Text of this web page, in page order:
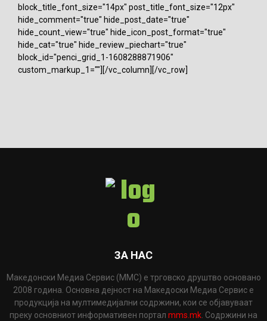
block_title_font_size="14px" post_title_font_size="12px"
hide_comment="true" hide_post_date="true"
hide_count_view="true" hide_icon_post_format="true"
hide_cat="true" hide_review_piechart="true"
block_id="penci_grid_1-1608288871906"
custom_markup_1=""][/vc_column][/vc_row]
ЗА НАС
Македонски Медиа Сервис (ММС) е трговско друштво основано
2008 година. Основна дејност на Македоски Медиа Сервис е
продукција на мултимедијални содржини, кои се објавуваат
преку основниот информативен портал mms.mk . Содржини на